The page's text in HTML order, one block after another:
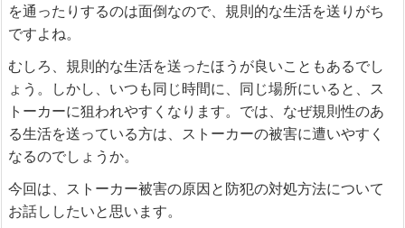
を通ったりするのは面倒なので、規則的な生活を送りがち
ですよね。
むしろ、規則的な生活を送ったほうが良いこともあるでし
ょう。しかし、いつも同じ時間に、同じ場所にいると、ス
トーカーに狙われやすくなります。では、なぜ規則性のあ
る生活を送っている方は、ストーカーの被害に遭いやすく
なるのでしょうか。
今回は、ストーカー被害の原因と防犯の対処方法について
お話ししたいと思います。